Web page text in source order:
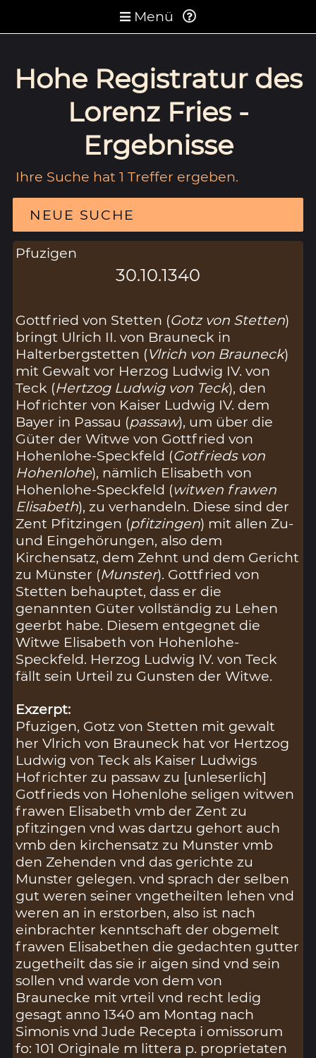
Menü
Hohe Registratur des
Lorenz Fries -
Ergebnisse
Ihre Suche hat 1 Treffer ergeben.
NEUE SUCHE
Pfuzigen
30.10.1340
Gottfried von Stetten (Gotz von Stetten)
bringt Ulrich II. von Brauneck in
Halterbergstetten (Vlrich von Brauneck)
mit Gewalt vor Herzog Ludwig IV. von
Teck (Hertzog Ludwig von Teck), den
Hofrichter von Kaiser Ludwig IV. dem
Bayer in Passau (passaw), um über die
Güter der Witwe von Gottfried von
Hohenlohe-Speckfeld (Gotfrieds von
Hohenlohe), nämlich Elisabeth von
Hohenlohe-Speckfeld (witwen frawen
Elisabeth), zu verhandeln. Diese sind der
Zent Pfitzingen (pfitzingen) mit allen Zu-
und Eingehörungen, also dem
Kirchensatz, dem Zehnt und dem Gericht
zu Münster (Munster). Gottfried von
Stetten behauptet, dass er die
genannten Güter vollständig zu Lehen
geerbt habe. Diesem entgegnet die
Witwe Elisabeth von Hohenlohe-
Speckfeld. Herzog Ludwig IV. von Teck
fällt sein Urteil zu Gunsten der Witwe.
Exzerpt:
Pfuzigen, Gotz von Stetten mit gewalt
her Vlrich von Brauneck hat vor Hertzog
Ludwig von Teck als Kaiser Ludwigs
Hofrichter zu passaw zu [unleserlich]
Gotfrieds von Hohenlohe seligen witwen
frawen Elisabeth vmb der Zent zu
pfitzingen vnd was dartzu gehort auch
vmb den kirchensatz zu Munster vmb
den Zehenden vnd das gerichte zu
Munster gelegen. vnd sprach der selben
gut weren seiner vngetheilten lehen vnd
weren an in erstorben, also ist nach
einbrachter kenntschaft der obgemelt
frawen Elisabethen die gedachten gutter
zugetheilt das sie ir aigen sind vnd sein
sollen vnd warde von dem von
Braunecke mit vrteil vnd recht ledig
gesagt anno 1340 am Montag nach
Simonis vnd Jude Recepta i omissorum
fo: 101 Originale m littera p. proprietaten